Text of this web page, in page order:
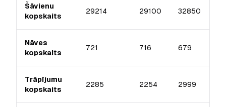
Šāvienu
kopskaits
29214 29100 32850
Nāves
kopskaits
721 716 679
Trāpījumu
kopskaits
2285 2254 2999